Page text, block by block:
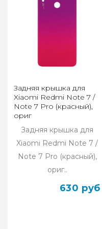
Задняя крышка для
Xiaomi Redmi Note 7 /
Note 7 Pro (красный),
ориг
Задняя крышка для
Xiaomi Redmi Note 7 /
Note 7 Pro (красный),
ориг..
630 руб